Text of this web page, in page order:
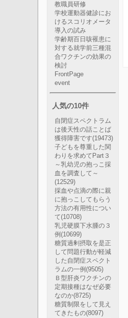
教職員研修
学校運動器健診にお
けるスコリオメータ
導入の試み
学齢期百日咳罹患に
対する就学前三種混
合ワクチンの効果の
検討
FrontPage
event
人気の10件
自閉症スペクトラム
は後天性の話ことば
獲得障害です(19473)
子どもを尊重した関
わりを求めてPart３
～乳幼児の抱っこ採
血を調査して～
(12529)
採血や点滴の際に親
に抱っこしてもらう
方法の有用性につい
て(10708)
乳児硬膜下水腫の３
例 (10699)
糖質過剰摂取を是正
して問題行動が軽減
した自閉症スペクト
ラムの一例 (9505)
Ｂ型肝炎ワクチンの
定期接種はなぜ必要
なのか(8725)
糖質制限をして見え
てきたもの(8097)